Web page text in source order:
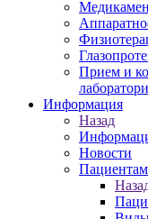
Прием и
Информация
Назад
Новости
Пациентам